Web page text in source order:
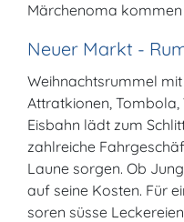
Märchenoma
Neuer Markt -
Weihnachtsrummel
Attratkionen, Tombola,
Eisbahn lädt zum
zahlreiche
Laune sorgen. Ob
auf seine Kosten. Für
soren süsse